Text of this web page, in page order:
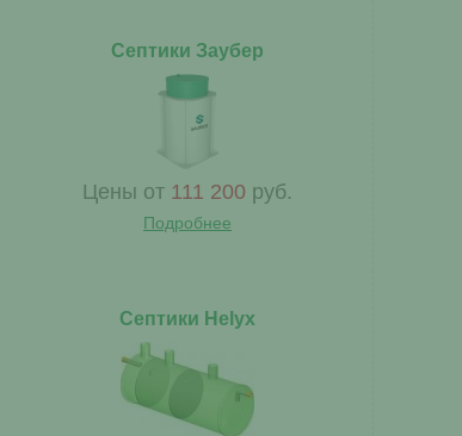
Септики Заубер
Цены от 111 200 руб.
Подробнее
Септики Helyx